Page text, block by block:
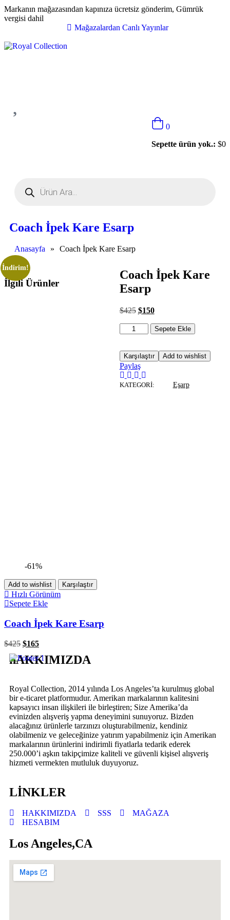
Markanın mağazasından kapınıza ücretsiz gönderim, Gümrük
vergisi dahil
Mağazalardan Canlı Yayınlar
0
Sepette ürün yok.: $0
Coach İpek Kare Esarp
Anasayfa » Coach İpek Kare Esarp
İndirim!
Coach İpek Kare
Esarp
$425 $150
Sepete Ekle
Karşılaştır Add to wishlist
Paylaş
KATEGORI: Eşarp
İlgili Ürünler
-61%
Add to wishlist Karşılaştır
Hızlı Görünüm
Sepete Ekle
Coach İpek Kare Esarp
$425 $165
hAKKIMIZDA
Royal Collection, 2014 yılında Los Angeles’ta kurulmuş global
bir e-ticaret platformudur. Amerikan markalarının kalitesini
kapsayıcı insan ilişkileri ile birleştiren; Size Amerika’da
evinizden alışveriş yapma deneyimini sunuyoruz. Bizden
alacağınız ürünlerle tarzınızı oluşturabilmeniz, kendiniz
olabilmeniz ve geleceğinize yatırım yapabilmeniz için Amerikan
markalarının ürünlerini indirimli fiyatlarla tedarik ederek
250.000’i aşkın takipçimize kaliteli ve güvenli kişisel alışveriş
hizmeti vermekten mutluluk duyuyoruz.
LİNKLER
HAKKIMIZDA SSS
MAĞAZA
HESABIM
Los Angeles,CA